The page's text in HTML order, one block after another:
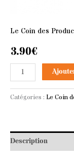
Le Coin des
3.90€
Catégories : Le Coin
Description